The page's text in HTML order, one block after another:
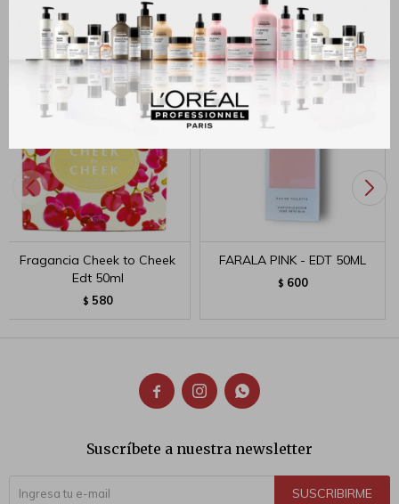
Productos que te pueden interesar
Fragancia Cheek to Cheek
Edt 50ml
$ 580
FARALA PINK - EDT 50ML
$ 600
  
Suscríbete a nuestra newsletter
SUSCRIBIRME